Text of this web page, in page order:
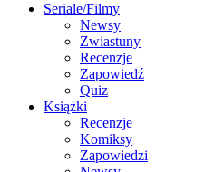
Seriale/Filmy
Newsy
Zwiastuny
Recenzje
Zapowiedź
Quiz
Książki
Recenzje
Komiksy
Zapowiedzi